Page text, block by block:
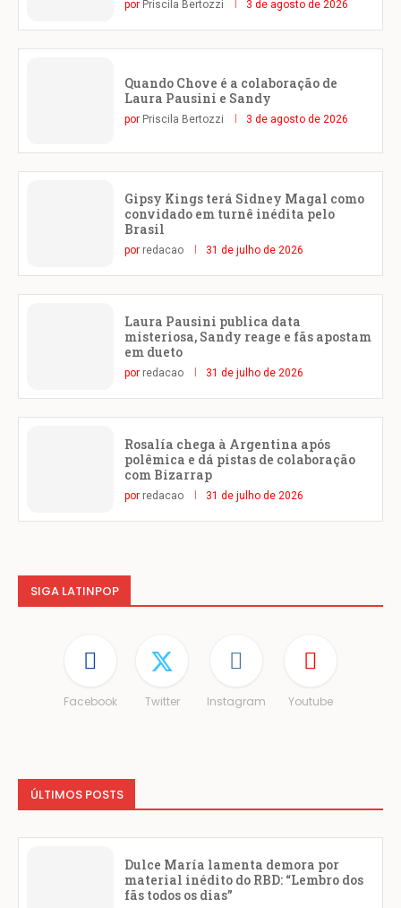
por Priscila Bertozzi 3 de agosto de 2026
Quando Chove é a colaboração de
Laura Pausini e Sandy
por Priscila Bertozzi 3 de agosto de 2026
Gipsy Kings terá Sidney Magal como
convidado em turnê inédita pelo
Brasil
por redacao 31 de julho de 2026
Laura Pausini publica data
misteriosa, Sandy reage e fãs apostam
em dueto
por redacao 31 de julho de 2026
Rosalía chega à Argentina após
polêmica e dá pistas de colaboração
com Bizarrap
por redacao 31 de julho de 2026
SIGA LATINPOP
Facebook Twitter Instagram Youtube
ÚLTIMOS POSTS
Dulce María lamenta demora por
material inédito do RBD: “Lembro dos
fãs todos os dias”